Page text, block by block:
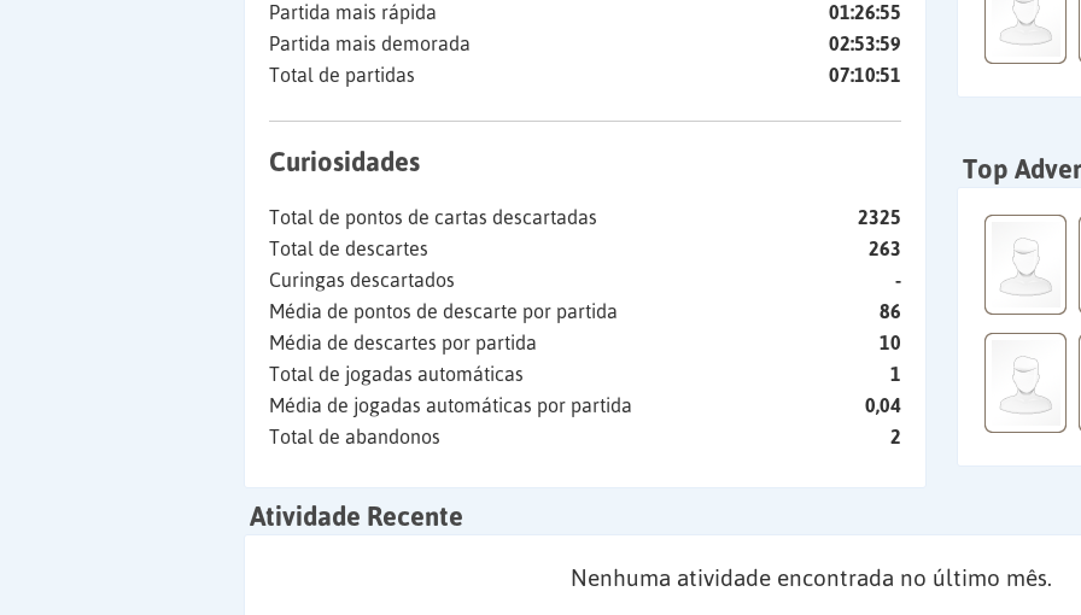
Partida mais rápida
01:26:55
Partida mais demorada
02:53:59
Total de partidas
07:10:51
Curiosidades
Total de pontos de cartas descartadas
2325
Total de descartes
263
Curingas descartados
-
Média de pontos de descarte por partida
86
Média de descartes por partida
10
Total de jogadas automáticas
1
Média de jogadas automáticas por partida
0,04
Total de abandonos
2
Top
Atividade Recente
Nenhuma atividade encontrada no último mês.